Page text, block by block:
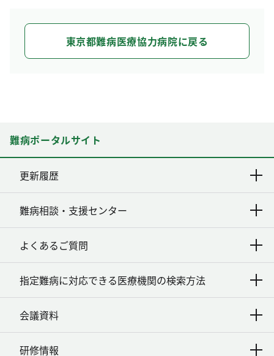
東京都難病医療協力病院に戻る
難病ポータルサイト
更新履歴
難病相談・支援センター
よくあるご質問
指定難病に対応できる医療機関の検索方法
会議資料
研修情報